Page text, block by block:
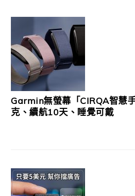
Garmin無螢幕「CIRQA智慧
克、續航10天、睡覺可戴